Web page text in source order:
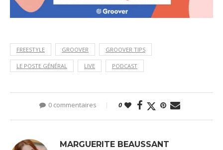
FREESTYLE GROOVER GROOVER TIPS
LE POSTE GÉNÉRAL LIVE PODCAST
0 commentaires 0
MARGUERITE BEAUSSANT